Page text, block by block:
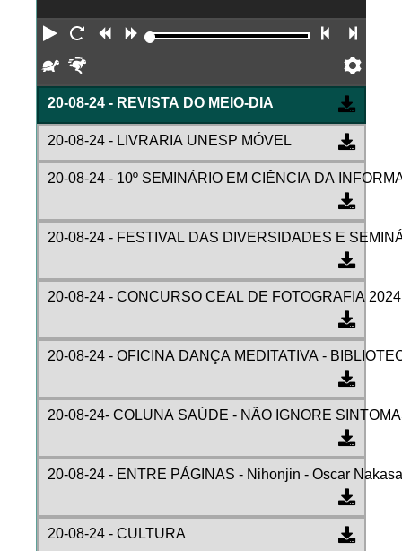
Reproduzir
Reiniciar
Retroceder
Avançar Faixa
Devagar
20-08-24 - REVISTA DO MEIO-DIA
20-08-24 - LIVRARIA UNESP MÓVEL
20-08-24 - 10º SEMINÁRIO EM CIÊNCIA DA
20-08-24 - FESTIVAL DAS DIVERSIDADES E
20-08-24 - CONCURSO CEAL DE FOTOGRAFIA 2024
20-08-24 - OFICINA DANÇA MEDITATIVA -
20-08-24- COLUNA SAÚDE - NÃO IGNORE
20-08-24 - ENTRE PÁGINAS - Nihonjin - Oscar
20-08-24 - CULTURA